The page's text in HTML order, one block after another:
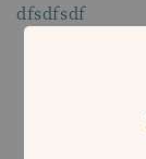
dfsdfsdf